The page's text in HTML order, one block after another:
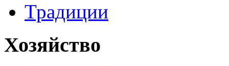
Традиции
Хозяйство